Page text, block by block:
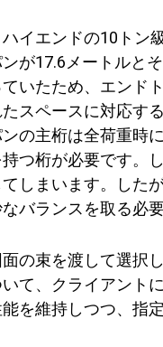
イエンドの10トン
が17.6メートルと
いたため、エンド
スペースに対応す
の主桁は全荷重時
つ桁が必要です。
しまいます。した
バランスを取る必
の束を渡して選択
て、クライアント
を維持しつつ、指